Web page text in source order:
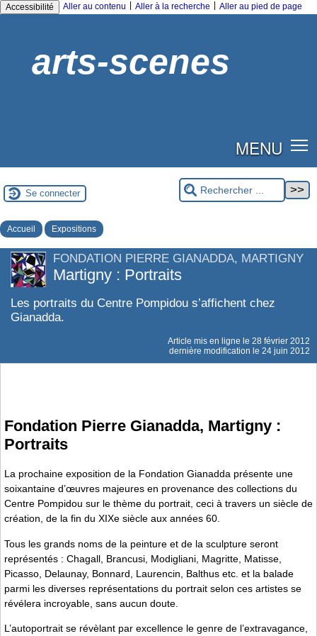
Accessibilité Aller au contenu Aller à la recherche Aller au pied de page
arts-scenes
MENU
Se connecter
Accueil Expositions
FONDATION PIERRE GIANADDA, MARTIGNY
Martigny : Portraits
Les portraits du Centre Pompidou s’affichent chez
Gianadda.
Article mis en ligne le 28 février 2012
dernière modification le 24 juin 2012
Fondation Pierre Gianadda, Martigny :
Portraits
La prochaine exposition de la Fondation Gianadda présente une
soixantaine d’œuvres majeures en provenance des collections du
Centre Pompidou sur le thème du portrait, ceci à travers un siècle de
création, de la fin du XIXe siècle aux années 60.
Tous les grands noms de la peinture et de la sculpture seront
représentés : Chagall, Brancusi, Modigliani, Magritte, Matisse,
Picasso, Delaunay, Bonnard, Laurencin, Balthus etc. et la balade
parmi les diverses représentations du portrait selon ces artistes se
révélera incroyable, sans aucun doute.
L’autoportrait se révèlant par excellence le genre de l’extravagance,